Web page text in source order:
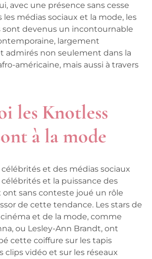
avec une présence sans cesse
les médias sociaux et la mode, les
sont devenus un incontournable
largement
admirés non seulement dans la
américaine, mais aussi à travers
les Knotless
à la mode
célébrités et des médias sociaux
célébrités et la puissance des
ont sans conteste joué un rôle
de cette tendance. Les stars de
et de la mode, comme
ou Lesley-Ann Brandt, ont
cette coiffure sur les tapis
clips vidéo et sur les réseaux